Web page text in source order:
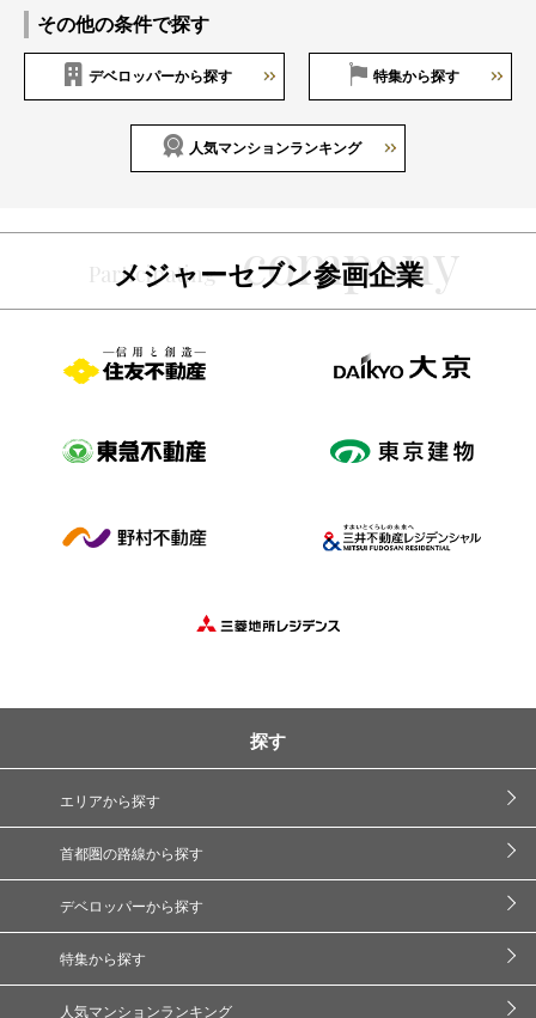
その他の条件で探す
デベロッパーから探す 特集から探す
人気マンションランキング
メジャーセブン参画企業
探す
エリアから探す
首都圏の路線から探す
デベロッパーから探す
特集から探す
人気マンションランキング